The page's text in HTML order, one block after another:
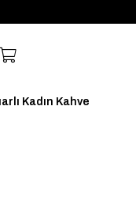
Kadın Kahve